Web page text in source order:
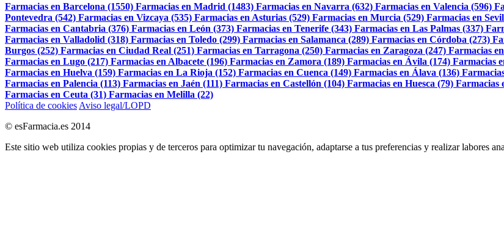
Farmacias en Barcelona (1550) Farmacias en Madrid (1483) Farmacias en Navarra (632) Farmacias en Valencia (596)
Pontevedra (542) Farmacias en Vizcaya (535) Farmacias en Asturias (529) Farmacias en Murcia (529) Farmacias en
Farmacias en Cantabria (376) Farmacias en León (373) Farmacias en Tenerife (343) Farmacias en Las Palmas (337)
Farmacias en Valladolid (318) Farmacias en Toledo (299) Farmacias en Salamanca (289) Farmacias en Córdoba (273)
Burgos (252) Farmacias en Ciudad Real (251) Farmacias en Tarragona (250) Farmacias en Zaragoza (247) Farmacias
Farmacias en Lugo (217) Farmacias en Albacete (196) Farmacias en Zamora (189) Farmacias en Ávila (174) Farmacias
Farmacias en Huelva (159) Farmacias en La Rioja (152) Farmacias en Cuenca (149) Farmacias en Álava (136)
Farmacias en Palencia (113) Farmacias en Jaén (111) Farmacias en Castellón (104) Farmacias en Huesca (79) Farmacias
Farmacias en Ceuta (31) Farmacias en Melilla (22)
Política de cookies Aviso legal/LOPD
© esFarmacia.es 2014
Este sitio web utiliza cookies propias y de terceros para optimizar tu navegación, adaptarse a tus preferencias y realizar labores